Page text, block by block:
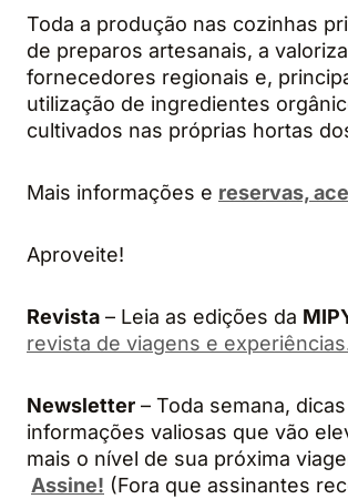
Toda a produção nas cozinhas
de preparos artesanais, a
fornecedores regionais e,
utilização de ingredientes
cultivados nas próprias hortas
Mais informações e reservas,
Aproveite!
Revista – Leia as edições da
revista de viagens e
Newsletter – Toda semana,
informações valiosas que vão
mais o nível de sua próxima
Assine! (Fora que assinantes